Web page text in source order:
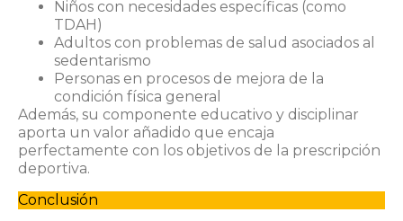
Niños con necesidades específicas (como
TDAH)
Adultos con problemas de salud asociados al
sedentarismo
Personas en procesos de mejora de la
condición física general
Además, su componente educativo y disciplinar
aporta un valor añadido que encaja
perfectamente con los objetivos de la prescripción
deportiva.
Conclusión